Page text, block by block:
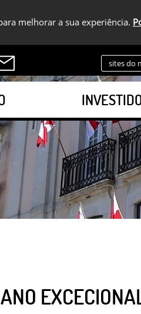
melhorar a sua experiência.
sites do